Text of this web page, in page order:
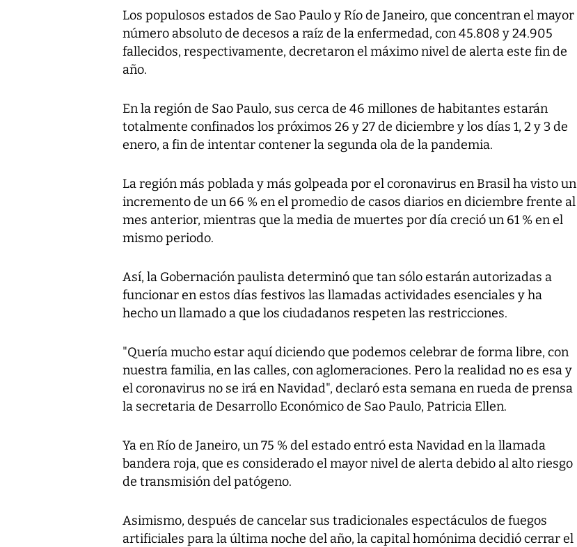
Los populosos estados de Sao Paulo y Río de Janeiro, que concentran el mayor
número absoluto de decesos a raíz de la enfermedad, con 45.808 y 24.905
fallecidos, respectivamente, decretaron el máximo nivel de alerta este fin de
año.
En la región de Sao Paulo, sus cerca de 46 millones de habitantes estarán
totalmente confinados los próximos 26 y 27 de diciembre y los días 1, 2 y 3 de
enero, a fin de intentar contener la segunda ola de la pandemia.
La región más poblada y más golpeada por el coronavirus en Brasil ha visto un
incremento de un 66 % en el promedio de casos diarios en diciembre frente al
mes anterior, mientras que la media de muertes por día creció un 61 % en el
mismo periodo.
Así, la Gobernación paulista determinó que tan sólo estarán autorizadas a
funcionar en estos días festivos las llamadas actividades esenciales y ha
hecho un llamado a que los ciudadanos respeten las restricciones.
"Quería mucho estar aquí diciendo que podemos celebrar de forma libre, con
nuestra familia, en las calles, con aglomeraciones. Pero la realidad no es esa y
el coronavirus no se irá en Navidad", declaró esta semana en rueda de prensa
la secretaria de Desarrollo Económico de Sao Paulo, Patricia Ellen.
Ya en Río de Janeiro, un 75 % del estado entró esta Navidad en la llamada
bandera roja, que es considerado el mayor nivel de alerta debido al alto riesgo
de transmisión del patógeno.
Asimismo, después de cancelar sus tradicionales espectáculos de fuegos
artificiales para la última noche del año, la capital homónima decidió cerrar el